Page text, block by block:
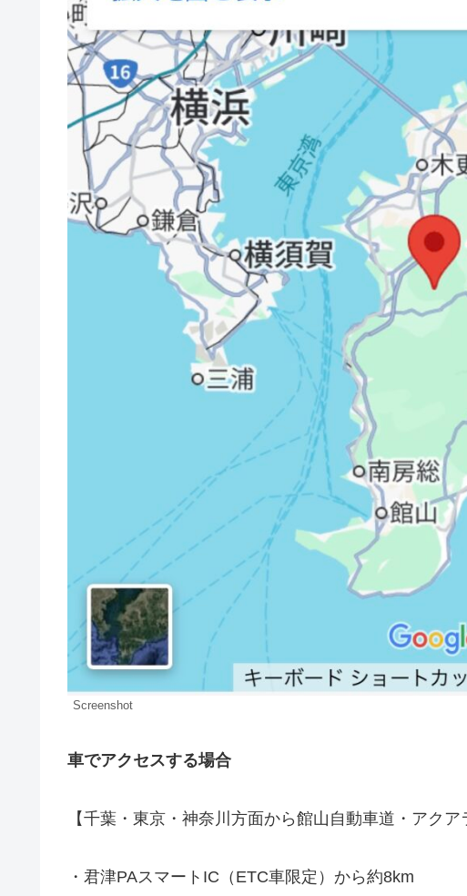
Screenshot
車でアクセスする場合
【千葉・東京・神奈川方面から館山自動車道・アクア
・君津PAスマートIC（ETC車限定）から約8km